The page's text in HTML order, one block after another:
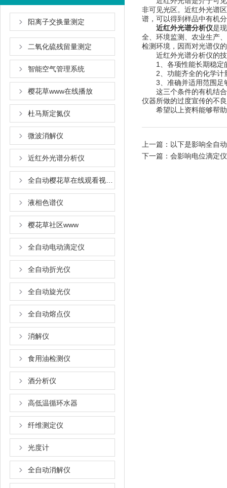
阳离子交换量测定
二氧化硫残留量测定
智能空气管理系统
樱花草www在线播放
杜马斯定氮仪
微波消解仪
近红外光谱分析仪
液相色谱仪
樱花草社区www
全自动电动滴定仪
全自动折光仪
全自动旋光仪
全自动熔点仪
消解仪
食用油检测仪
酒分析仪
高低温循环水器
纤维测定仪
光度计
全自动消解仪
非可见光区。近红外光
谱，可以得到样品中有机
近红外光谱分析仪是现
全、环境监测、农业
检测环境，因而对光谱仪的
近红外光谱分析仪的技术
1、各项性能长期稳定
2、功能齐全的化学计量
3、准确并适用范围足够
这三个条件的有机结合起
仪器所做的过度宣传的不良诱
希望以上资料能够帮助
上一篇： 以下是影响全自
下一篇： 会影响电位滴定